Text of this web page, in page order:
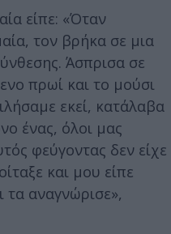
είπε: «Όταν
τον βρήκα σε μια
Άσπρισα σε
πρωί και το μούσι
εκεί, κατάλαβα
ένας, όλοι μας
φεύγοντας δεν είχε
και μου είπε
τα αναγνώρισε»,